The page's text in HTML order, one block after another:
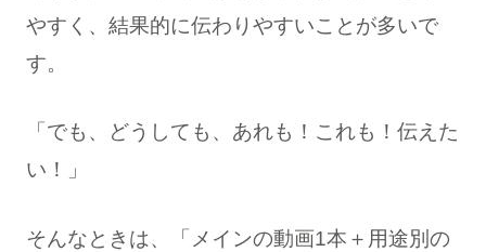
やすく、結果的に伝わりやすいことが多いで
す。
「でも、どうしても、あれも！これも！伝えた
い！」
そんなときは、「メインの動画1本＋用途別の